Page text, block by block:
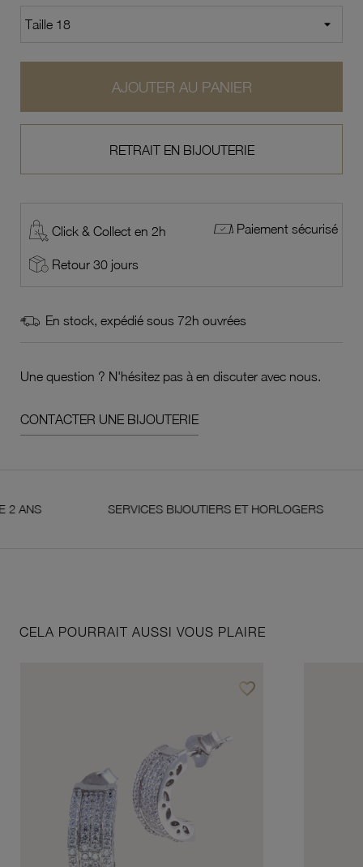
AJOUTER AU PANIER
RETRAIT EN BIJOUTERIE
Click & Collect en 2h Paiement sécurisé
Retour 30 jours
En stock, expédié sous 72h ouvrées
Une question ? N'hésitez pas à en discuter avec nous.
CONTACTER UNE BIJOUTERIE
SERVICES BIJOUTIERS ET HORLOGERS
CELA POURRAIT AUSSI VOUS PLAIRE
favorite_borderAjouter à vos favoris